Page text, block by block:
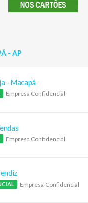
- AP
- Macapá
Empresa Confidencial
Empresa Confidencial
Empresa Confidencial